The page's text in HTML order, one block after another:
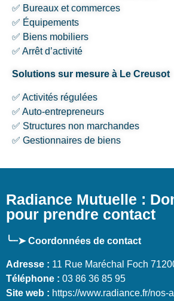
✅ Bureaux et commerces
✅ Équipements
✅ Biens mobiliers
✅ Arrêt d’activité
Solutions sur mesure à Le Creusot
✅ Activités régulées
✅ Auto-entrepreneurs
✅ Structures non marchandes
✅ Gestionnaires de biens
Radiance Mutuelle :
pour prendre contact
╰┈➤ Coordonnées de contact
Adresse : 11 Rue Maréchal Foch
Téléphone : 03 86 36 85 95
Site web : https://www.radiance.fr/nos-